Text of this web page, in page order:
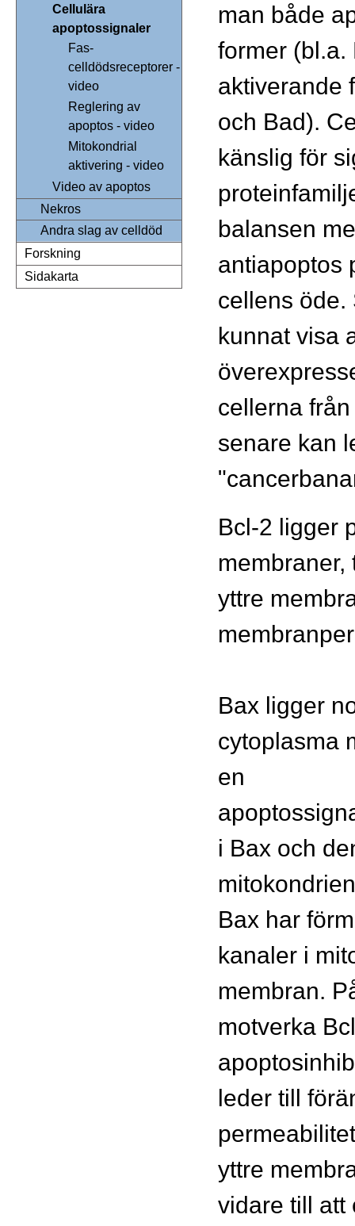
Cellulära
apoptossignaler
Fas-
celldödsreceptorer -
video
Reglering av
apoptos - video
Mitokondrial
aktivering - video
Video av apoptos
Nekros
Andra slag av celldöd
Forskning
Sidakarta
man både
former (bl.a.
aktiverande
och Bad).
känslig för
balansen
antiapoptos
cellens öde.
kunnat visa
cellerna
senare kan
Bcl-2 ligger
membraner,
yttre
Bax ligger
cytoplasma
en
i Bax och
Bax har
kanaler i
membran.
motverka
leder till
yttre
vidare till att